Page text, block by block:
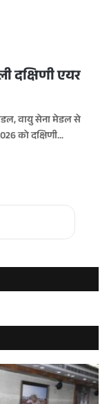
दक्षिणी एयर
वायु सेना मेडल से
को दक्षिणी…